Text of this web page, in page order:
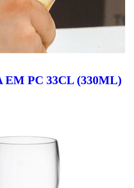
EM PC 33CL (330ML)